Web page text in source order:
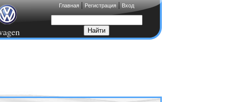
Главная|Регистрация|Вход